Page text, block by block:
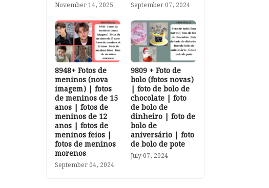
November 14, 2025 September 07, 2024
8948+ Fotos de
meninos (nova
imagem) | fotos
de meninos de 15
anos | fotos de
meninos de 12
anos | fotos de
meninos feios |
fotos de meninos
morenos
September 04, 2024
9809 + Foto de
bolo (fotos novas)
| foto de bolo de
chocolate | foto
de bolo de
dinheiro | foto de
bolo de
aniversário | foto
de bolo de pote
July 07, 2024